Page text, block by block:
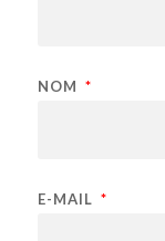
NOM *
E-MAIL *